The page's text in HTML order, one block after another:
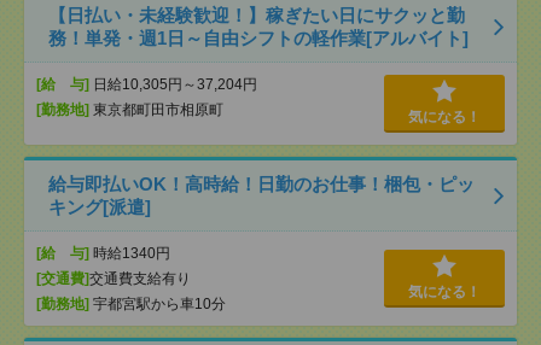
【日払い・未経験歓迎！】稼ぎたい日にサクッと勤
務！単発・週1日～自由シフトの軽作業[アルバイト]
[給 与] 日給10,305円～37,204円
[勤務地] 東京都町田市相原町 気になる！
給与即払いOK！高時給！日勤のお仕事！梱包・ピッ
キング[派遣]
[給 与] 時給1340円
[交通費]交通費支給有り
[勤務地] 宇都宮駅から車10分
気になる！